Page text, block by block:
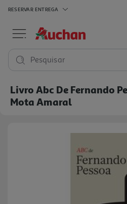
RESERVAR ENTREGA
Pesquisar
Livro Abc De Fernando
Mota Amaral